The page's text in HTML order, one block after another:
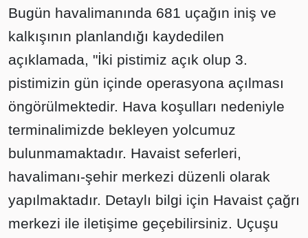
Bugün havalimanında 681 uçağın iniş ve
kalkışının planlandığı kaydedilen
açıklamada, "İki pistimiz açık olup 3.
pistimizin gün içinde operasyona açılması
öngörülmektedir. Hava koşulları nedeniyle
terminalimizde bekleyen yolcumuz
bulunmamaktadır. Havaist seferleri,
havalimanı-şehir merkezi düzenli olarak
yapılmaktadır. Detaylı bilgi için Havaist çağrı
merkezi ile iletişime geçebilirsiniz. Uçuşu